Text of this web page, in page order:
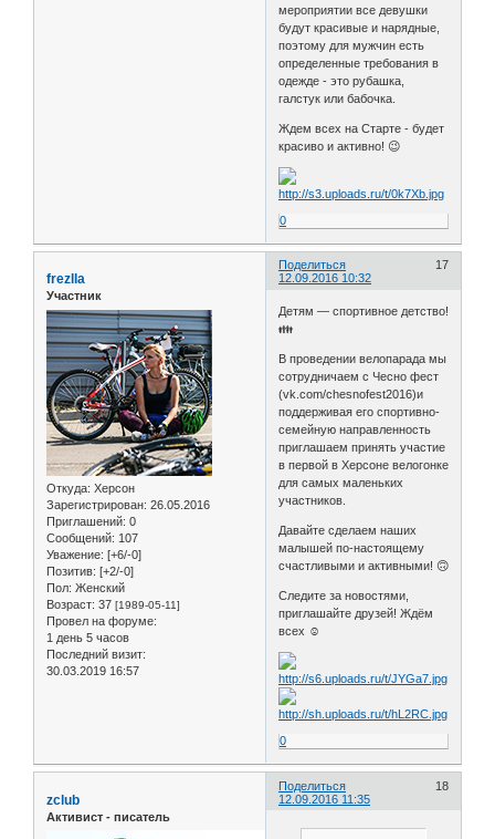
мероприятии все девушки
будут красивые и нарядные,
поэтому для мужчин есть
определенные требования в
одежде - это рубашка,
галстук или бабочка.
Ждем всех на Старте - будет
красиво и активно! 😉
0
Поделиться
17
12.09.2016 10:32
frezlla
Участник
Откуда: Херсон
Зарегистрирован: 26.05.2016
Приглашений: 0
Сообщений: 107
Уважение: [+6/-0]
Позитив: [+2/-0]
Пол: Женский
Возраст: 37 [1989-05-11]
Провел на форуме:
1 день 5 часов
Последний визит:
30.03.2019 16:57
Детям — спортивное детство!
👪
В проведении велопарада мы
сотрудничаем с Чесно фест
(vk.com/chesnofest2016)и
поддерживая его спортивно-
семейную направленность
приглашаем принять участие
в первой в Херсоне велогонке
для самых маленьких
участников.
Давайте сделаем наших
малышей по-настоящему
счастливыми и активными! 🙃
Следите за новостями,
приглашайте друзей! Ждём
всех ☺
0
Поделиться
18
12.09.2016 11:35
zclub
Активист - писатель